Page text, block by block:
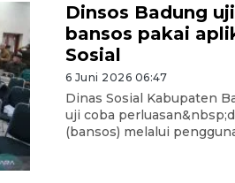
Dinsos Badung
bansos pakai
Sosial
6 Juni 2026 06:47
Dinas Sosial Kabupaten
uji coba
(bansos) melalui
pada
23 Juli 2026